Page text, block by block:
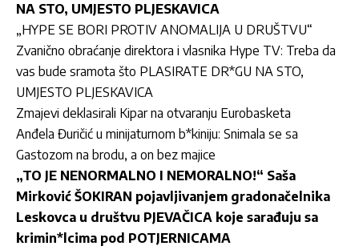
NA STO, UMJESTO PLJESKAVICA
„HYPE SE BORI PROTIV ANOMALIJA U DRUŠTVU“
Zvanično obraćanje direktora i vlasnika Hype TV: Treba da
vas bude sramota što PLASIRATE DR*GU NA STO,
UMJESTO PLJESKAVICA
Zmajevi deklasirali Kipar na otvaranju Eurobasketa
Anđela Đuričić u minijaturnom b*kiniju: Snimala se sa
Gastozom na brodu, a on bez majice
„TO JE NENORMALNO I NEMORALNO!“ Saša
Mirković ŠOKIRAN pojavljivanjem gradonačelnika
Leskovca u društvu PJEVAČICA koje sarađuju sa
krimin*lcima pod POTJERNICAMA